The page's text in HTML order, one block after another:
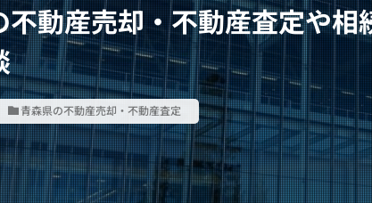
不動産売却・不動産査定や相
青森県の不動産売却・不動産査定